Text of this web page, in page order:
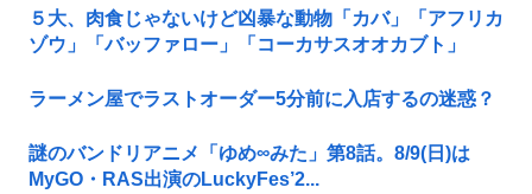
５大、肉食じゃないけど凶暴な動物「カバ」「アフリカ
ゾウ」「バッファロー」「コーカサスオオカブト」
ラーメン屋でラストオーダー5分前に入店するの迷惑？
謎のバンドリアニメ「ゆめ∞みた」第8話。8/9(日)は
MyGO・RAS出演のLuckyFes’2...